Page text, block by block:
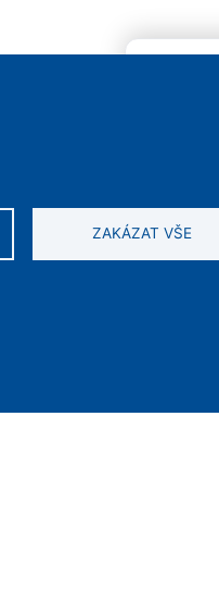
ZAKÁZAT VŠE